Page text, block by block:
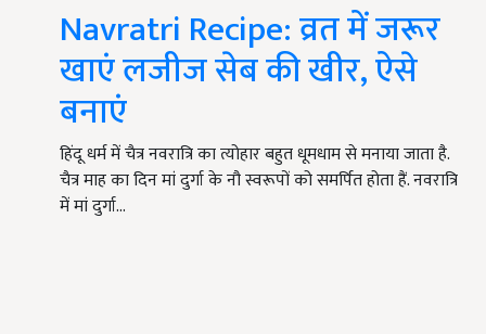
Navratri Recipe: व्रत में जरूर
खाएं लजीज सेब की खीर, ऐसे
बनाएं
हिंदू धर्म में चैत्र नवरात्रि का त्योहार बहुत धूमधाम से मनाया जाता है.
चैत्र माह का दिन मां दुर्गा के नौ स्वरूपों को समर्पित होता हैं. नवरात्रि
में मां दुर्गा…